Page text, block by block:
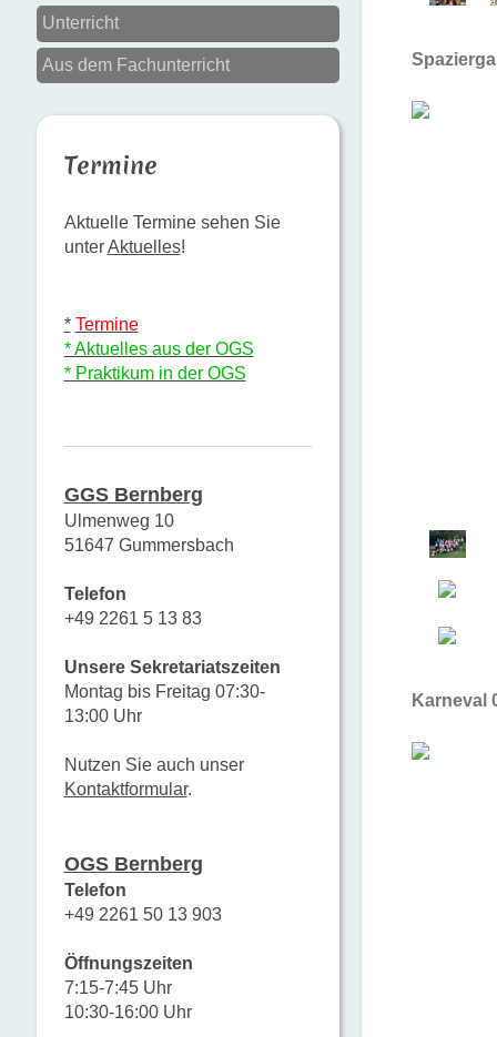
Unterricht
Aus dem Fachunterricht
Termine
Aktuelle Termine sehen Sie
unterAktuelles!
* Termine
* Aktuelles aus der OGS
* Praktikum in der OGS
GGS Bernberg
Ulmenweg 10
51647 Gummersbach
Telefon
+49 2261 5 13 83
Unsere Sekretariatszeiten
Montag bis Freitag 07:30-
13:00 Uhr
Nutzen Sie auch unser
Kontaktformular.
OGS Bernberg
Telefon
+49 2261 50 13 903
Öffnungszeiten
7:15-7:45 Uhr
10:30-16:00 Uhr
Karneval